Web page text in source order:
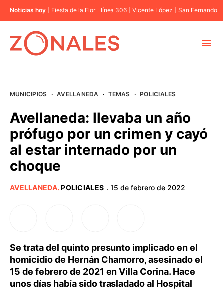
Noticias hoy Fiesta de la Flor línea 306 Vicente López San Fernando
BUENOS AIRES
PROVINCIAS
MUNICIPIOS · AVELLANEDA · TEMAS · POLICIALES
Avellaneda: llevaba un año
prófugo por un crimen y cayó
al estar internado por un
choque
AVELLANEDA.POLICIALES · 15 de febrero de 2022
Se trata del quinto presunto implicado en el
homicidio de Hernán Chamorro, asesinado el
15 de febrero de 2021 en Villa Corina. Hace
unos días había sido trasladado al Hospital